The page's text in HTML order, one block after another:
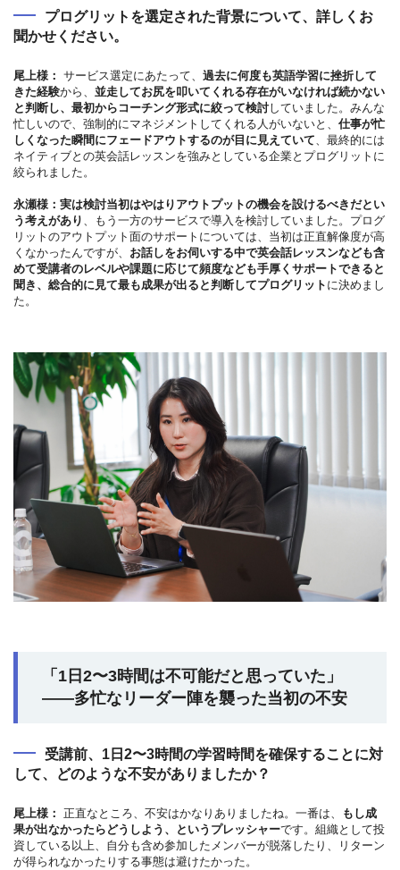
プログリットを選定された背景について、詳しくお
聞かせください。
尾上様： サービス選定にあたって、 過去に何度も英語学習に挫折して
きた経験から、 並走してお尻を叩いてくれる存在がいなければ続かない
と判断し、最初からコーチング形式に絞って検討していました。みんな
忙しいので、強制的にマネジメントしてくれる人がいないと、 仕事が忙
しくなった瞬間にフェードアウトするのが目に見えていて、最終的には
ネイティブとの英会話レッスンを強みとしている企業とプログリットに
絞られました。
永瀬様： 実は検討当初はやはりアウトプットの機会を設けるべきだとい
う考えがあり 、もう一方のサービスで導入を検討していました。プログ
リットのアウトプット面のサポートについては、当初は正直解像度が高
くなかったんですが、 お話しをお伺いする中で英会話レッスンなども含
めて受講者のレベルや課題に応じて頻度なども手厚くサポートできると
聞き、総合的に見て最も成果が出ると判断してプログリット に決めまし
た。
「1日2〜3時間は不可能だと思っていた」
——多忙なリーダー陣を襲った当初の不安
受講前、1日2〜3時間の学習時間を確保することに対
して、どのような不安がありましたか？
尾上様： 正直なところ、不安はかなりありましたね。一番は、
もし成
果が出なかったらどうしよう、というプレッシャーです。組織として投
資している以上、自分も含め参加したメンバーが脱落したり、リターン
が得られなかったりする事態は避けたかった。